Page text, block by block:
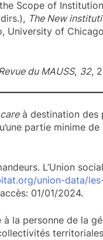
Scope of
The New
University of
du MAUSS, 32,
careà destination des
partie minime
L’Union
union-data/
01/01/2024.
à la personne de la